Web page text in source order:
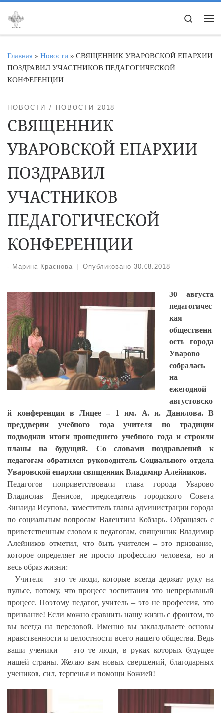
Перейти к содержимому
Search
Главная » Новости » СВЯЩЕННИК УВАРОВСКОЙ ЕПАРХИИ
ПОЗДРАВИЛ УЧАСТНИКОВ ПЕДАГОГИЧЕСКОЙ
КОНФЕРЕНЦИИ
НОВОСТИ НОВОСТИ 2018
СВЯЩЕННИК
УВАРОВСКОЙ ЕПАРХИИ
ПОЗДРАВИЛ
УЧАСТНИКОВ
ПЕДАГОГИЧЕСКОЙ
КОНФЕРЕНЦИИ
- Марина Краснова Опубликовано 30.08.2018
30 августа
педагогичес
кая
общественн
ость города
Уварово
собралась
на
ежегодной
августовско
й конференции в Лицее – 1 им. А. и. Данилова. В
преддверии учебного года учителя по традиции
подводили итоги прошедшего учебного года и строили
планы на будущий. Со словами поздравлений к
педагогам обратился руководитель Социального отдела
Уваровской епархии священник Владимир Алейников.
Педагогов поприветствовали глава города Уварово
Владислав Денисов, председатель городского Совета
Зинаида Исупова, заместитель главы администрации города
по социальным вопросам Валентина Кобзарь. Обращаясь с
приветственным словом к педагогам, священник Владимир
Алейников отметил, что быть учителем – это призвание,
которое определяет не просто профессию человека, но и
весь образ жизни:
– Учителя – это те люди, которые всегда держат руку на
пульсе, потому, что процесс воспитания это непрерывный
процесс. Поэтому педагог, учитель – это не профессия, это
призвание! Если можно сравнить нашу жизнь с фронтом, то
вы всегда на передовой. Именно вы закладываете основы
нравственности и целостности всего нашего общества. Ведь
ваши ученики — это те люди, в руках которых будущее
нашей страны. Желаю вам новых свершений, благодарных
учеников, сил, терпенья и помощи Божией!